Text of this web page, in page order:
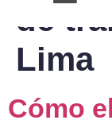
de
Lima
Cómo